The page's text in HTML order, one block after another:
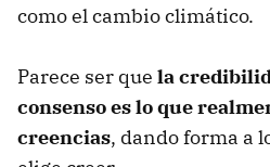
como el cambio climático.
Parece ser que la
consenso es lo que
creencias, dando forma a